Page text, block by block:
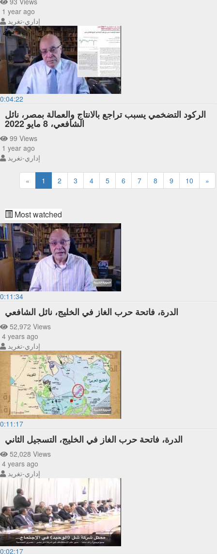
1 year ago
إداري-تغريد
0:04:22
الركود التضخمي يسبب تراجع بالانتاج والعمالة بمصر، نائل
الشافعي، 8 مايو 2022
99 Views
1 year ago
إداري-تغريد
« 1 2 3 4 5 6 7 8 9 10 »
Most watched
0:11:34
الدرة، فاتحة حرب الغاز في الخليج، نائل الشافعي
52,972 Views
4 years ago
إداري-تغريد
0:11:17
الدرة، فاتحة حرب الغاز في الخليج، التسجيل الثاني
52,028 Views
4 years ago
إداري-تغريد
0:02:17